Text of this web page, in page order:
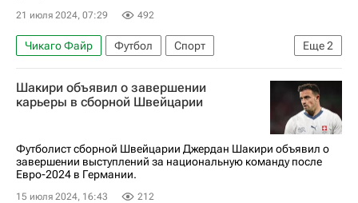
21 июля 2024, 07:29 492
Еще2
Чикаго Файр Футбол
Спорт
Лионель Месси
Интер
Шакири объявил о завершении
карьеры в сборной Швейцарии
Футболист сборной Швейцарии Джердан Шакири объявил о
завершении выступлений за национальную команду после
Евро-2024 в Германии.
15 июля 2024, 16:43 212